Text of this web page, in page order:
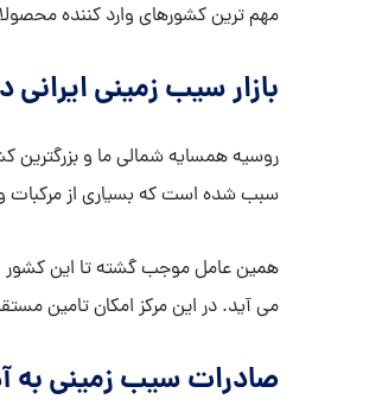
مهم ترین کشورهای وارد کننده
بازار سیب زمینی ایرانی
روسیه همسایه شمالی ما و
سبب شده است که بسیاری از مرکبات
همین عامل موجب گشته تا این کشور
می آید. در این مرکز امکان تامین
صادرات سیب زمینی به